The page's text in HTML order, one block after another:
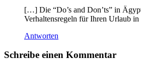
[…] Die “Do’s and Don’ts” in
Verhaltensregeln für Ihren
Antworten
Schreibe einen Kommentar